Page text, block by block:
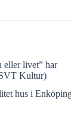
eller livet” har
Kultur)
hus i